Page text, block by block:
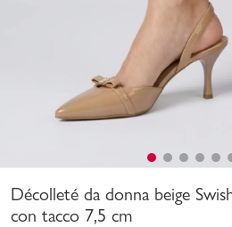
Décolleté da donna beige
con tacco 7,5 cm